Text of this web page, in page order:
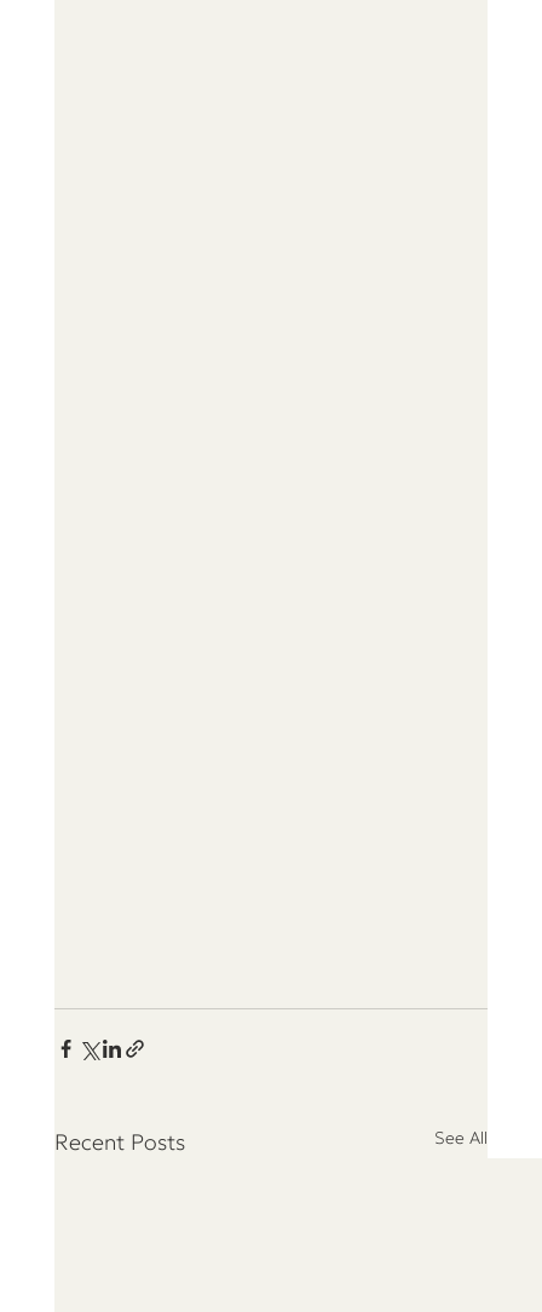
Recent Posts See All